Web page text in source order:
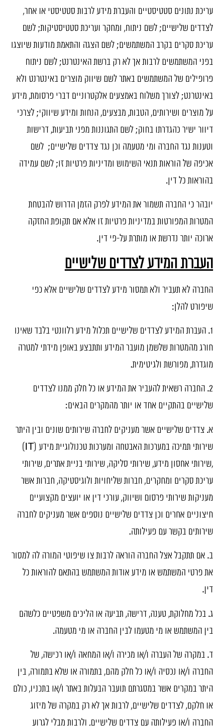
עריכת נתונים סטטיסטיים והעברת מידע לרבות סטטיסטי או אחר,
לצדדים שלישיים; לשם ניתוח, ומחקר ועריכת סטטיסטיקות; לשם
עריכת סקרים בקרב המשתמשים; לשם הצגה והתאמת מודעות שיוצגו
בפני המשתמשים לרבות אך לא רק ברשת האינטרנט; לשם ניתוח
פרופילים של המשתמשים באתר לשם שיווק מוצרים באינטרנט ולא
באינטרנט; לצורך משלוח באמצעים אלקטרוניים דברי פרסומת, מידע
על מוצרים ושירותים, הטבות, מבצעים, הנחות ומידע שיווקי; לצרכי
דיוור ישיר כהגדרתו בחוק; לשם התגוננות מפני תביעות, דרישות
וטענות נגד החברה ומי מטעמה וכן נגד צדדים שלישיים; לשם
אכיפה של הוראות תנאי השימוש ומדיניות פרטיות זו; לשם עמידה
בהוראות כל דין.
יובהר כי החברה תשמור את המידע לפרק הזמן הדרוש להבטחת
המטרות המפורטות במדיניות פרטיות זו אלא אם תקופת החזקה
ארוכה יותר נדרשת או מותרת על-פי דין.
העברת המידע לצדדים שלישיים
החברה לא תעביר ולא תמסור מידע לצדדים שלישיים אלא כפי
שיפורט להלן:
1. העברת המידע לצדדים שלישיים תכלול מידע רלוונטי בלבד שאינו
חורג מהמטרות שלשמן מועבר המידע ותתבצע באופן מידתי למטרה
מוגדרת, מפורשת ולגיטימית.
2. החברה רשאית להעביר את המידע או כל חלק ממנו לצדדים
שלישיים בהתקיים אחד או יותר מהמקרים הבאים:
א. צדדים שלישיים אשר מעניקים לחברה שירותים שונים ובין היתר
שירותי תמיכה במערכות האבטחה ומערכות טכנולוגיית מידע (IT)
,שירותי אחסון מידע, שירותי סליקה, שירותי בניית אתרים, שירותי
עריכת סקרים ומחקרים, חברות שליחויות ולוגיסטיקה, חברות אשר
מעניקות שירותי פרסום ושיווק, עורכי דין או יועצים מקצועיים
חיצוניים אחרים וכן צדדים שלישיים נוספים אשר מעניקים לחברה
שירותים בקשר עם פעילותה.
ב. אם תתקבל אצל החברה הוראה לרבות צו שיפוטי המורה לה למסור
את פרטי המשתמש או מידע אודות המשתמש בהתאם להוראות כל
דין.
ג. בכל מחלוקת, טענה, דרישה, תביעה או הליכים משפטיים כלשהם
בין המשתמש או מי מטעמו לבין החברה או מי מטעמה.
ד. במקרה של העברה ו/או מכירה ו/או המחאה ו/או רכישה, של
החברה ו/או נכסיה ו/או כל חלק מהם, בתמורה או שלא בתמורה, בין
היתר במקרים אשר במסגרתם תועבר הבעלות באתר ו/או בתכניו, כולם
או חלקם, לצדדים שלישיים, לרבות אך לא רק במקרה של מיזוג
החברה ו/או פעילותה עם צדדים שלישיים, ולרבות מבלי לגרוע